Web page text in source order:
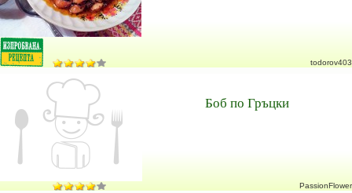
todorov403
Боб по Гръцки
PassionFlower